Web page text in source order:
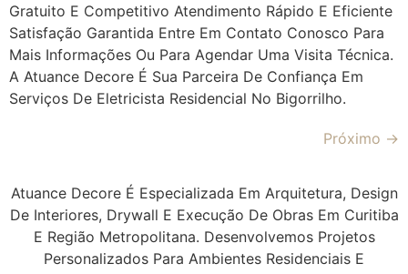
Gratuito E Competitivo Atendimento Rápido E Eficiente
Satisfação Garantida Entre Em Contato Conosco Para
Mais Informações Ou Para Agendar Uma Visita Técnica.
A Atuance Decore É Sua Parceira De Confiança Em
Serviços De Eletricista Residencial No Bigorrilho.
Próximo →
Atuance Decore É Especializada Em Arquitetura, Design
De Interiores, Drywall E Execução De Obras Em Curitiba
E Região Metropolitana. Desenvolvemos Projetos
Personalizados Para Ambientes Residenciais E